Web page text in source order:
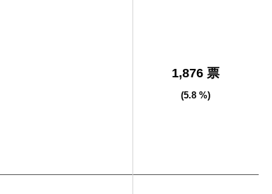
1,876 票
(5.8 %)